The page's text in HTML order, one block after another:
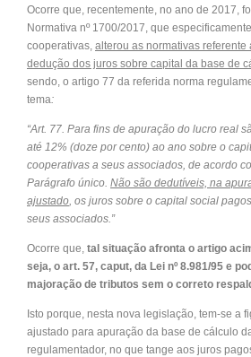
Ocorre que, recentemente, no ano de 2017,
Normativa nº 1700/2017, que
cooperativas, alterou as normativas referente
dedução dos juros sobre capital da base de
sendo, o artigo 77 da referida norma
tema:
“Art. 77. Para fins de apuração do lucro real
até 12% (doze por cento) ao ano sobre o
cooperativas a seus associados, de acordo
Parágrafo único. Não são dedutíveis, na
ajustado , os juros sobre o capital social
seus associados.”
Ocorre que, tal situação afronta o artigo
seja, o art. 57, caput, da Lei nº 8.981/95 e
majoração de tributos sem o correto
Isto porque, nesta nova legislação, tem-se a
ajustado para apuração da base de cálculo
regulamentador, no que tange aos juros